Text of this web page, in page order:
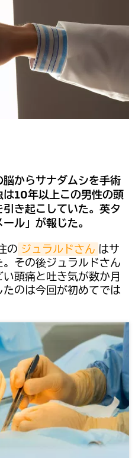
からサナダムシを手術
10年以上この男性の頭
き起こしていた。英タ
ル」が報じた。
の ジュラルドさん はサ
その後ジュラルドさん
頭痛と吐き気が数か月
のは今回が初めてでは